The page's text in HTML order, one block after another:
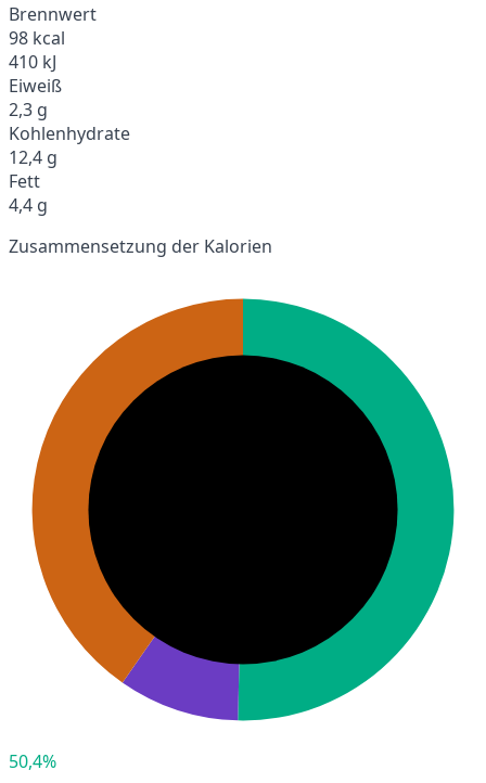
Brennwert
98 kcal
410 kJ
Eiweiß
2,3 g
Kohlenhydrate
12,4 g
Fett
4,4 g
Zusammensetzung der Kalorien
50,4%